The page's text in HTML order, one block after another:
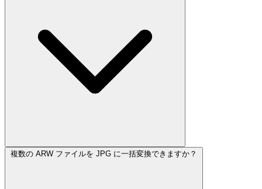
複数の ARW ファイルを JPG に一括変換できますか？